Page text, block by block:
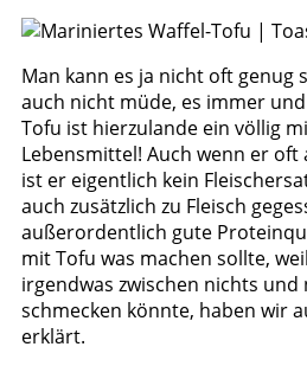
Man kann es ja nicht oft genug
auch nicht müde, es immer
Tofu ist hierzulande ein völlig
Lebensmittel! Auch wenn er
ist er eigentlich kein
auch zusätzlich zu Fleisch
außerordentlich gute
mit Tofu was machen sollte,
irgendwas zwischen nichts und
schmecken könnte, haben wir
erklärt.